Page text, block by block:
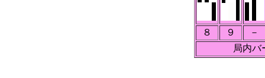
８ ９
－
局内バ